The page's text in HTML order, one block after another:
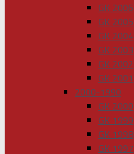
GK 2006
GK 2005
GK 2004
GK 2003
GK 2002
GK 2001
2000-1990
GK 2000
GK 1999
GK 1998
GK 1997